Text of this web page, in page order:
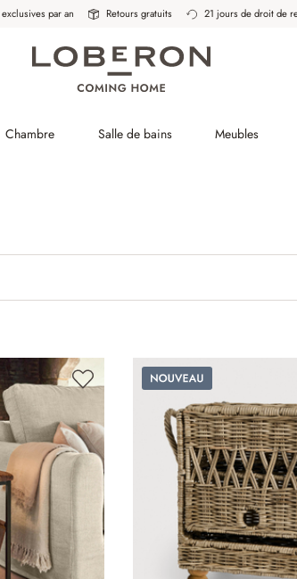
par an Retours gratuits 21 jours de droit de
Chambre Salle de bains Meubles
Nouveau